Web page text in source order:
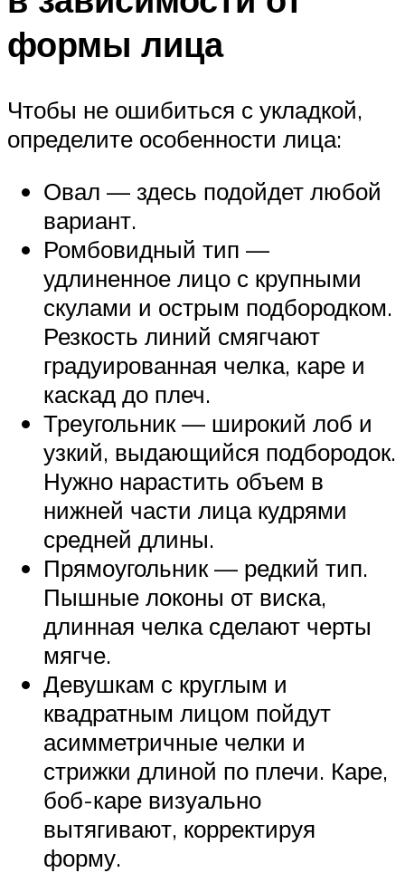
формы лица
Чтобы не ошибиться с укладкой,
определите особенности лица:
Овал — здесь подойдет любой
вариант.
Ромбовидный тип —
удлиненное лицо с крупными
скулами и острым подбородком.
Резкость линий смягчают
градуированная челка, каре и
каскад до плеч.
Треугольник — широкий лоб и
узкий, выдающийся подбородок.
Нужно нарастить объем в
нижней части лица кудрями
средней длины.
Прямоугольник — редкий тип.
Пышные локоны от виска,
длинная челка сделают черты
мягче.
Девушкам с круглым и
квадратным лицом пойдут
асимметричные челки и
стрижки длиной по плечи. Каре,
боб-каре визуально
вытягивают, корректируя
форму.